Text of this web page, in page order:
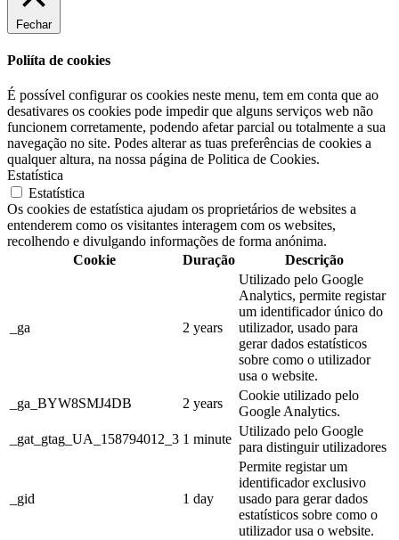
Fechar
Poliíta de cookies
É possível configurar os cookies neste menu, tem em conta que ao
desativares os cookies pode impedir que alguns serviços web não
funcionem corretamente, podendo afetar parcial ou totalmente a sua
navegação no site. Podes alterar as tuas preferências de cookies a
qualquer altura, na nossa página de Politica de Cookies.
Estatística
Estatística
Os cookies de estatística ajudam os proprietários de websites a
entenderem como os visitantes interagem com os websites,
recolhendo e divulgando informações de forma anónima.
Cookie
Duração Descrição
_ga 2 years
Utilizado pelo Google
Analytics, permite registar
um identificador único do
utilizador, usado para
gerar dados estatísticos
sobre como o utilizador
usa o website.
_ga_BYW8SMJ4DB
2 years
Cookie utilizado pelo
Google Analytics.
_gat_gtag_UA_158794012_3 1 minute
Utilizado pelo Google
para distinguir utilizadores
_gid 1 day
Permite registar um
identificador exclusivo
usado para gerar dados
estatísticos sobre como o
utilizador usa o website.